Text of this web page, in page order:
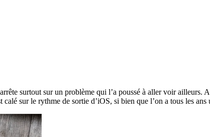
surtout sur un problème qui l’a poussé à aller voir ailleurs.
sur le rythme de sortie d’iOS, si bien que l’on a tous les